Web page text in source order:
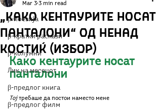
Сè
β-поезија
β-кратки раскази
β-колумни
Лик на месецот
β-предлог книга
β-предлог филм
„Како кентаурите носат
панталони“ од Ненад
Костиќ (избор)
Mar 3 3 min read
Како кентаурите носат
панталони
Тој требаше да постои наместо мене